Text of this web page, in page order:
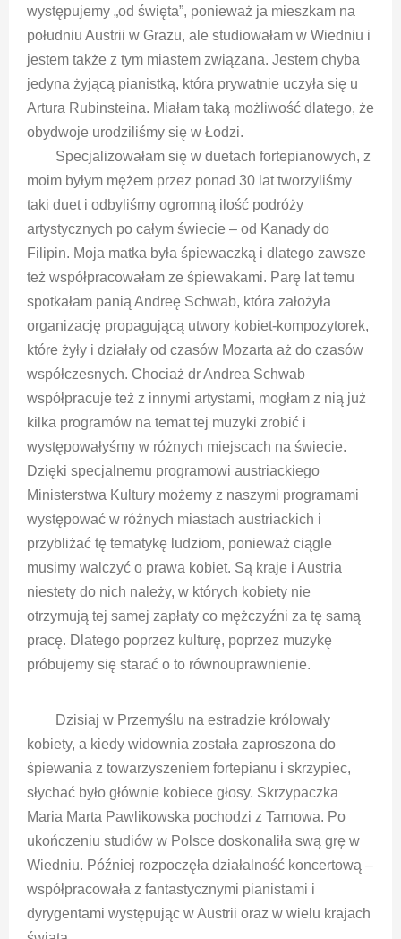
występujemy „od święta”, ponieważ ja mieszkam na
południu Austrii w Grazu, ale studiowałam w Wiedniu i
jestem także z tym miastem związana. Jestem chyba
jedyna żyjącą pianistką, która prywatnie uczyła się u
Artura Rubinsteina. Miałam taką możliwość dlatego, że
obydwoje urodziliśmy się w Łodzi.
Specjalizowałam się w duetach fortepianowych, z
moim byłym mężem przez ponad 30 lat tworzyliśmy
taki duet i odbyliśmy ogromną ilość podróży
artystycznych po całym świecie – od Kanady do
Filipin. Moja matka była śpiewaczką i dlatego zawsze
też współpracowałam ze śpiewakami. Parę lat temu
spotkałam panią Andreę Schwab, która założyła
organizację propagującą utwory kobiet-kompozytorek,
które żyły i działały od czasów Mozarta aż do czasów
współczesnych. Chociaż dr Andrea Schwab
współpracuje też z innymi artystami, mogłam z nią już
kilka programów na temat tej muzyki zrobić i
występowałyśmy w różnych miejscach na świecie.
Dzięki specjalnemu programowi austriackiego
Ministerstwa Kultury możemy z naszymi programami
występować w różnych miastach austriackich i
przybliżać tę tematykę ludziom, ponieważ ciągle
musimy walczyć o prawa kobiet. Są kraje i Austria
niestety do nich należy, w których kobiety nie
otrzymują tej samej zapłaty co mężczyźni za tę samą
pracę. Dlatego poprzez kulturę, poprzez muzykę
próbujemy się starać o to równouprawnienie.
Dzisiaj w Przemyślu na estradzie królowały
kobiety, a kiedy widownia została zaproszona do
śpiewania z towarzyszeniem fortepianu i skrzypiec,
słychać było głównie kobiece głosy. Skrzypaczka
Maria Marta Pawlikowska pochodzi z Tarnowa. Po
ukończeniu studiów w Polsce doskonaliła swą grę w
Wiedniu. Później rozpoczęła działalność koncertową –
współpracowała z fantastycznymi pianistami i
dyrygentami występując w Austrii oraz w wielu krajach